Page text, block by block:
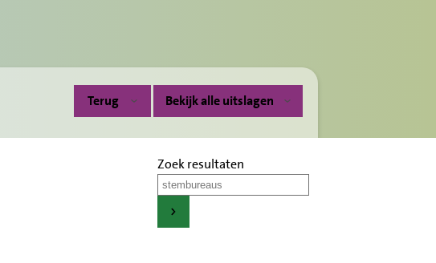
Terug Bekijk alle uitslagen
Zoek resultaten